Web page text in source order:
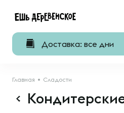
Доставка: все дни
Главная Сладости